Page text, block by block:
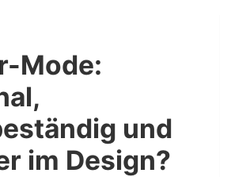
Mode:
und
im Design?